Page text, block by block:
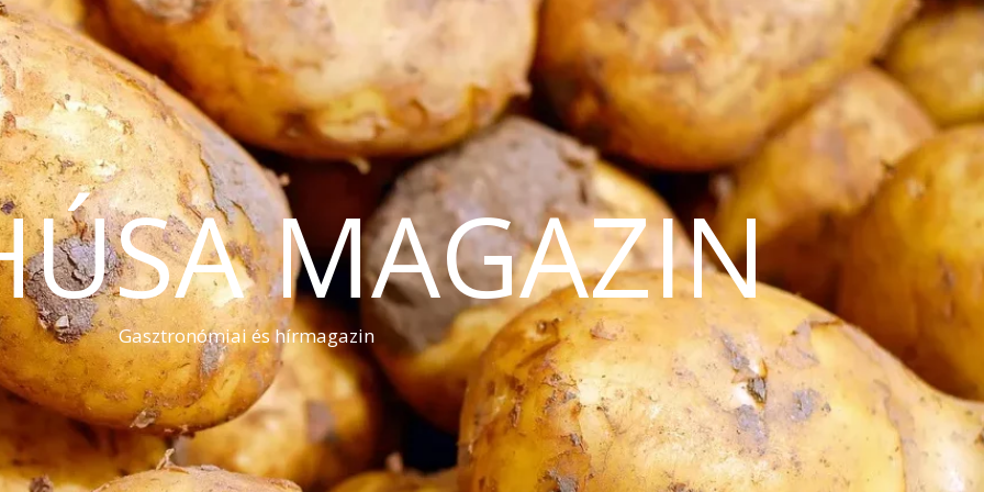
MAGAZIN
Gasztronómiai és hírmagazin